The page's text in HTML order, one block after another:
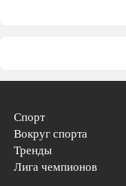
Спорт
Вокруг спорта
Тренды
Лига чемпионов